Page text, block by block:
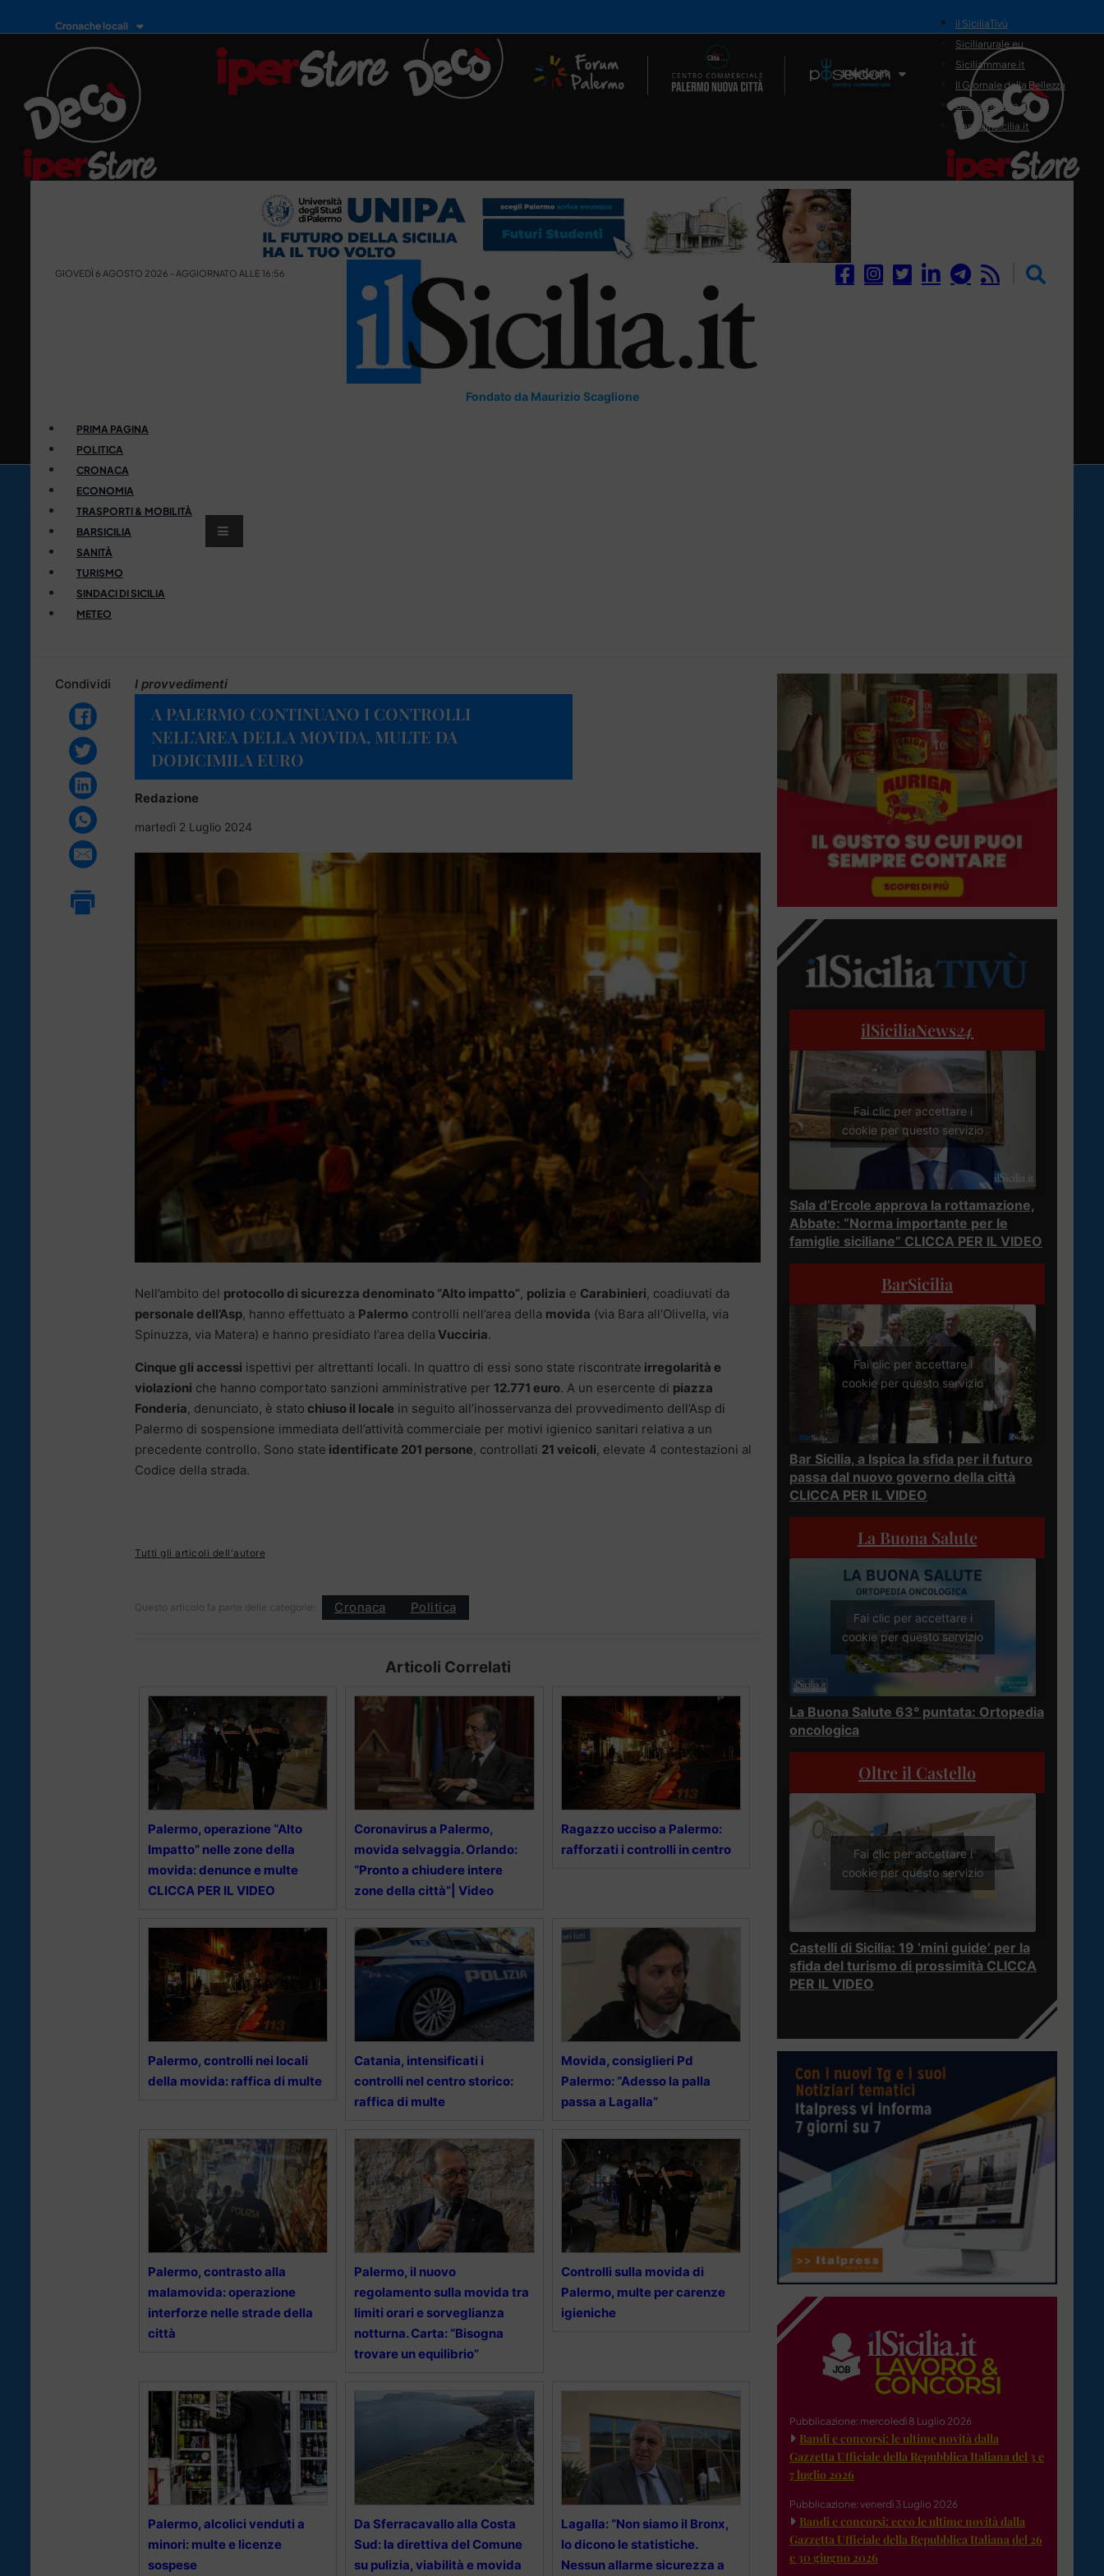
Cronache locali
Il Network
il SiciliaTivù
Siciliarurale.eu
Siciliammare.it
Il Giornale della Bellezza
Siciliamedica.it
Sanitainsicilia.it
GIOVEDÌ 6 AGOSTO 2026 - AGGIORNATO ALLE 16:56
Fondato da Maurizio Scaglione
PRIMA PAGINA
POLITICA
CRONACA
ECONOMIA
TRASPORTI & MOBILITÀ
BARSICILIA
SANITÀ
TURISMO
SINDACI DI SICILIA
METEO
Condividi I provvedimenti
A PALERMO CONTINUANO I CONTROLLI
NELL’AREA DELLA MOVIDA, MULTE DA
DODICIMILA EURO
Redazione
martedì 2 Luglio 2024
Nell’ambito del protocollo di sicurezza denominato “Alto impatto”, polizia e Carabinieri, coadiuvati da
personale dell’Asp, hanno effettuato a Palermo controlli nell’area della movida (via Bara all’Olivella, via
Spinuzza, via Matera) e hanno presidiato l’area della Vucciria.
Cinque gli accessi ispettivi per altrettanti locali. In quattro di essi sono state riscontrate irregolarità e
violazioni che hanno comportato sanzioni amministrative per 12.771 euro. A un esercente di piazza
Fonderia, denunciato, è stato chiuso il locale in seguito all’inosservanza del provvedimento dell’Asp di
Palermo di sospensione immediata dell’attività commerciale per motivi igienico sanitari relativa a un
precedente controllo. Sono state identificate 201 persone, controllati 21 veicoli, elevate 4 contestazioni al
Codice della strada.
Tutti gli articoli dell'autore
Questo articolo fa parte delle categorie: Cronaca Politica
Articoli Correlati
Palermo, operazione “Alto
Impatto” nelle zone della
movida: denunce e multe
CLICCA PER IL VIDEO
Coronavirus a Palermo,
movida selvaggia. Orlando:
“Pronto a chiudere intere
zone della città”| Video
Ragazzo ucciso a Palermo:
rafforzati i controlli in centro
Palermo, controlli nei locali
della movida: raffica di multe
Catania, intensificati i
controlli nel centro storico:
raffica di multe
Movida, consiglieri Pd
Palermo: “Adesso la palla
passa a Lagalla”
Palermo, contrasto alla
malamovida: operazione
interforze nelle strade della
città
Palermo, il nuovo
regolamento sulla movida tra
limiti orari e sorveglianza
notturna. Carta: “Bisogna
trovare un equilibrio”
Controlli sulla movida di
Palermo, multe per carenze
igieniche
Palermo, alcolici venduti a
minori: multe e licenze
sospese
Da Sferracavallo alla Costa
Sud: la direttiva del Comune
su pulizia, viabilità e movida
Lagalla: “Non siamo il Bronx,
lo dicono le statistiche.
Nessun allarme sicurezza a
ilSiciliaNews24
Fai clic per accettare i
cookie per questo servizio
Sala d’Ercole approva la rottamazione,
Abbate: “Norma importante per le
famiglie siciliane” CLICCA PER IL VIDEO
BarSicilia
Fai clic per accettare i
cookie per questo servizio
Bar Sicilia, a Ispica la sfida per il futuro
passa dal nuovo governo della città
CLICCA PER IL VIDEO
La Buona Salute
Fai clic per accettare i
cookie per questo servizio
La Buona Salute 63° puntata: Ortopedia
oncologica
Oltre il Castello
Fai clic per accettare i
cookie per questo servizio
Castelli di Sicilia: 19 ‘mini guide’ per la
sfida del turismo di prossimità CLICCA
PER IL VIDEO
Pubblicazione: mercoledì 8 Luglio 2026
Bandi e concorsi: le ultime novità dalla
Gazzetta Ufficiale della Repubblica Italiana del 3 e
7 luglio 2026
Pubblicazione: venerdì 3 Luglio 2026
Bandi e concorsi: ecco le ultime novità dalla
Gazzetta Ufficiale della Repubblica Italiana del 26
e 30 giugno 2026